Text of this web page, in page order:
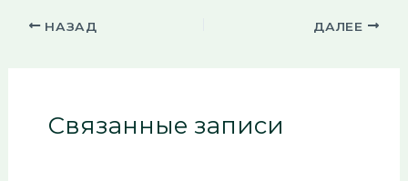
НАЗАД ДАЛЕЕ
Связанные записи